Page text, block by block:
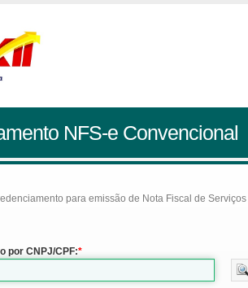
NFS-e Convencional
para emissão de Nota Fiscal de
por CNPJ/CPF: